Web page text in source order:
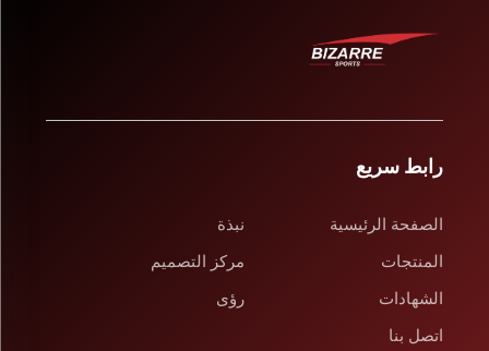
رابط سريع
الصفحة الرئيسية
نبذة
المنتجات
مركز التصميم
الشهادات
رؤى
اتصل بنا